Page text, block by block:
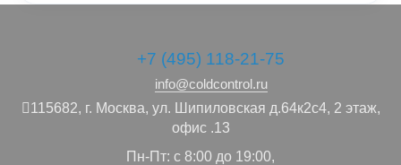
+7 (495) 118-21-75
info@coldcontrol.ru
115682, г. Москва, ул. Шипиловская д.64к2с4, 2 этаж,
офис .13
Пн-Пт: с 8:00 до 19:00,